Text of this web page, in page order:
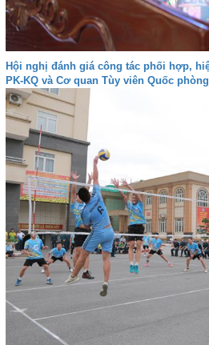
Hội nghị đánh giá công tác phối hợp,
PK-KQ và Cơ quan Tùy viên Quốc